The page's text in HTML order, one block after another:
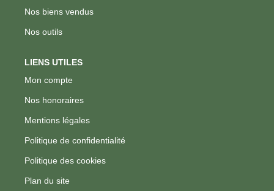
Nos biens vendus
Nos outils
LIENS UTILES
Mon compte
Nos honoraires
Mentions légales
Politique de confidentialité
Politique des cookies
Plan du site